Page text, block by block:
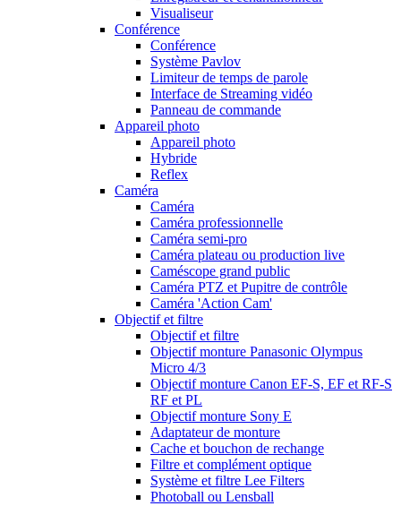
Visualiseur
Conférence
Conférence
Système Pavlov
Limiteur de temps de parole
Interface de Streaming vidéo
Panneau de commande
Appareil photo
Appareil photo
Hybride
Reflex
Caméra
Caméra
Caméra professionnelle
Caméra semi-pro
Caméra plateau ou production live
Caméscope grand public
Caméra PTZ et Pupitre de contrôle
Caméra 'Action Cam'
Objectif et filtre
Objectif et filtre
Objectif monture Panasonic Olympus
Micro 4/3
Objectif monture Canon EF-S, EF et RF-S
RF et PL
Objectif monture Sony E
Adaptateur de monture
Cache et bouchon de rechange
Filtre et complément optique
Système et filtre Lee Filters
Photoball ou Lensball